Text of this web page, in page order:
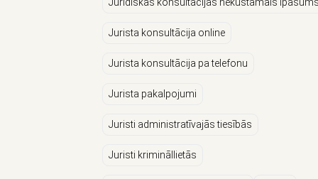
Jurista konsultācija online
Jurista konsultācija pa telefonu
Jurista pakalpojumi
Juristi administratīvajās tiesībās
Juristi krimināllietās